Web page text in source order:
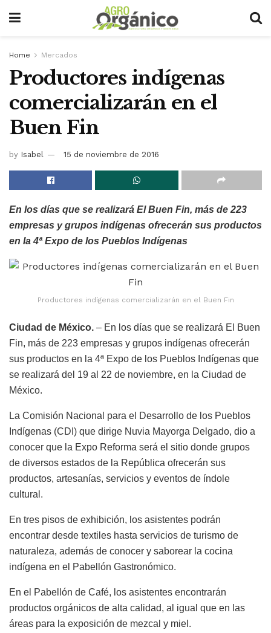
Home Mercados
Productores indígenas
comercializarán en el
Buen Fin
by Isabel 15 de noviembre de 2016
En los días que se realizará El Buen Fin, más de 223
empresas y grupos indígenas ofrecerán sus productos
en la 4ª Expo de los Pueblos Indígenas
Productores indígenas comercializarán en el Buen Fin
Ciudad de México. – En los días que se realizará El Buen
Fin, más de 223 empresas y grupos indígenas ofrecerán
sus productos en la 4ª Expo de los Pueblos Indígenas que
se realizará del 19 al 22 de noviembre, en la Ciudad de
México.
La Comisión Nacional para el Desarrollo de los Pueblos
Indígenas (CDI) que dirige Nuvia Mayorga Delgado, dio a
conocer que la Expo Reforma será el sitio donde grupos
de diversos estados de la República ofrecerán sus
productos, artesanías, servicios y eventos de índole
cultural.
En tres pisos de exhibición, los asistentes podrán
encontrar desde textiles hasta servicios de turismo de
naturaleza, además de conocer y saborear la cocina
indígena en el Pabellón Gastronómico.
En el Pabellón de Café, los asistentes encontrarán
productos orgánicos de alta calidad, al igual que en las
áreas para la exposición de mezcal y miel.